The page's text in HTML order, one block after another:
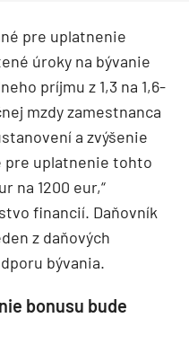
pre uplatnenie
úroky na bývanie
príjmu z 1,3 na 1,6-
mzdy zamestnanca
a zvýšenie
pre uplatnenie tohto
na 1200 eur,“
financií. Daňovník
z daňových
bývania.
bonusu bude